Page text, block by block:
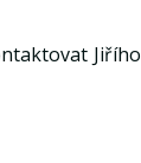
Jiřího